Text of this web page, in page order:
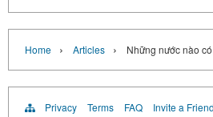
Home › Articles › Những nước nào
Privacy Terms FAQ Invite a Friend